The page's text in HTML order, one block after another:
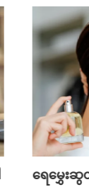
ရေမွှေး